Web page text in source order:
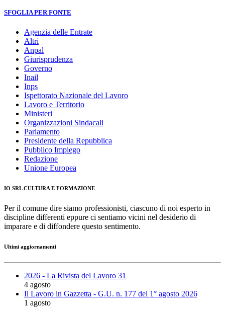
SFOGLIA PER FONTE
Agenzia delle Entrate
Altri
Anpal
Giurisprudenza
Governo
Inail
Inps
Ispettorato Nazionale del Lavoro
Lavoro e Territorio
Ministeri
Organizzazioni Sindacali
Parlamento
Presidente della Repubblica
Pubblico Impiego
Redazione
Unione Europea
IO SRL CULTURA E FORMAZIONE
Per il comune dire siamo professionisti, ciascuno di noi esperto in
discipline differenti eppure ci sentiamo vicini nel desiderio di
imparare e di diffondere questo sentimento.
Ultimi aggiornamenti
2026 - La Rivista del Lavoro 31
4 agosto
Il Lavoro in Gazzetta - G.U. n. 177 del 1° agosto 2026
1 agosto